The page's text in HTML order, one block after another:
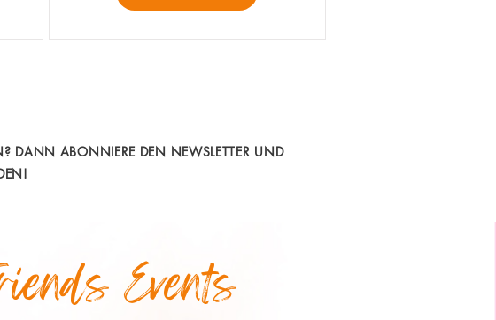
DANN ABONNIERE DEN NEWSLETTER UND
Events